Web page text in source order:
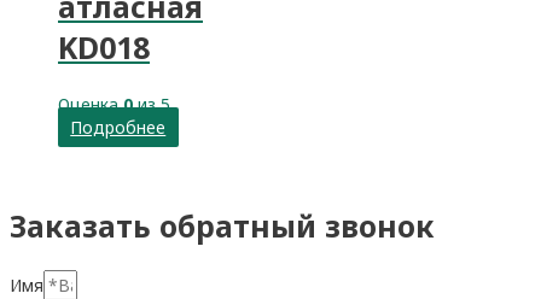
KD018
Оценка0из 5
Подробнее
Заказать обратный звонок
Имя